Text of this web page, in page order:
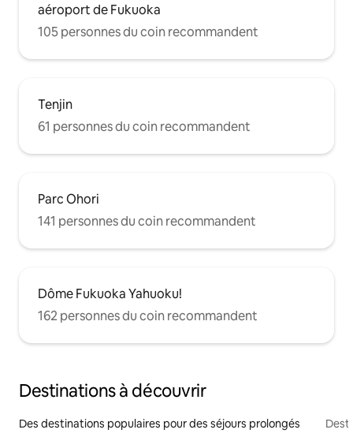
aéroport de Fukuoka
105 personnes du coin recommandent
Tenjin
61 personnes du coin recommandent
Parc Ohori
141 personnes du coin recommandent
Dôme Fukuoka Yahuoku!
162 personnes du coin recommandent
Destinations à découvrir
Des destinations populaires pour des séjours prolongés